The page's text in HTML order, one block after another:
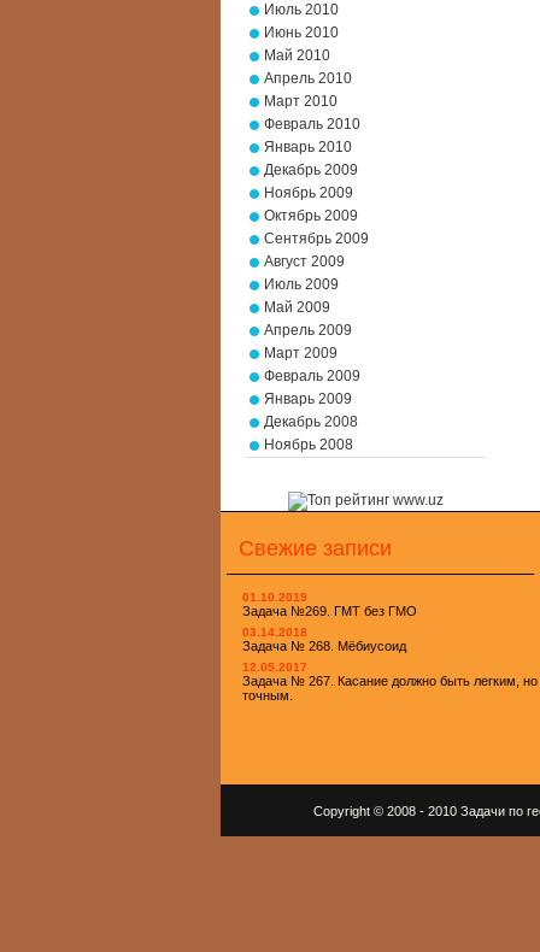
Июль 2010
Июнь 2010
Май 2010
Апрель 2010
Март 2010
Февраль 2010
Январь 2010
Декабрь 2009
Ноябрь 2009
Октябрь 2009
Сентябрь 2009
Август 2009
Июль 2009
Май 2009
Апрель 2009
Март 2009
Февраль 2009
Январь 2009
Декабрь 2008
Ноябрь 2008
Свежие записи
01.10.2019
Задача №269. ГМТ без ГМО
03.14.2018
Задача № 268. Мёбиусоид
12.05.2017
Задача № 267. Касание должно быть легким, но
точным.
Copyright © 2008 - 2010 Задачи по